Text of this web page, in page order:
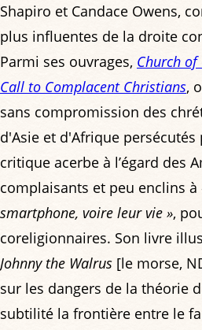
Shapiro et Candace Owens,
plus influentes de la droite
Parmi ses ouvrages, Church of
Call to Complacent Christians,
sans compromission des
d'Asie et d'Afrique
critique acerbe à l’égard des
complaisants et peu enclins à
smartphone, voire leur vie »,
coreligionnaires. Son livre
Johnny the Walrus [le morse,
sur les dangers de la théorie
subtilité la frontière entre le